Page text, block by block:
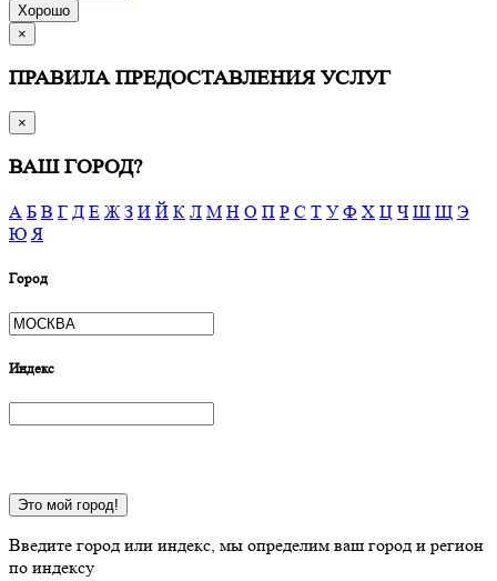
Хорошо
×
ПРАВИЛА ПРЕДОСТАВЛЕНИЯ УСЛУГ
×
ВАШ ГОРОД?
А Б В Г Д Е Ж З И Й К Л М Н О П Р С Т У Ф Х Ц Ч Ш Щ Э
Ю Я
Город
Индекс
Это мой город!
Введите город или индекс, мы определим ваш город и регион
по индексу